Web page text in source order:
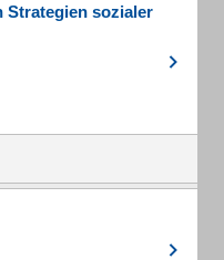
Strategien sozialer